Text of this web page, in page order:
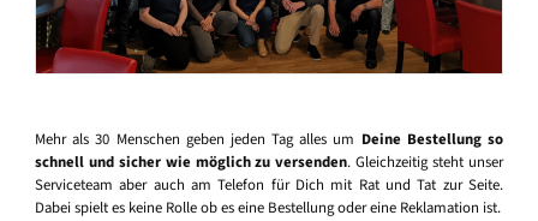
Mehr als 30 Menschen geben jeden Tag alles um Deine Bestellung so
schnell und sicher wie möglich zu versenden. Gleichzeitig steht unser
Serviceteam aber auch am Telefon für Dich mit Rat und Tat zur Seite.
Dabei spielt es keine Rolle ob es eine Bestellung oder eine Reklamation ist.